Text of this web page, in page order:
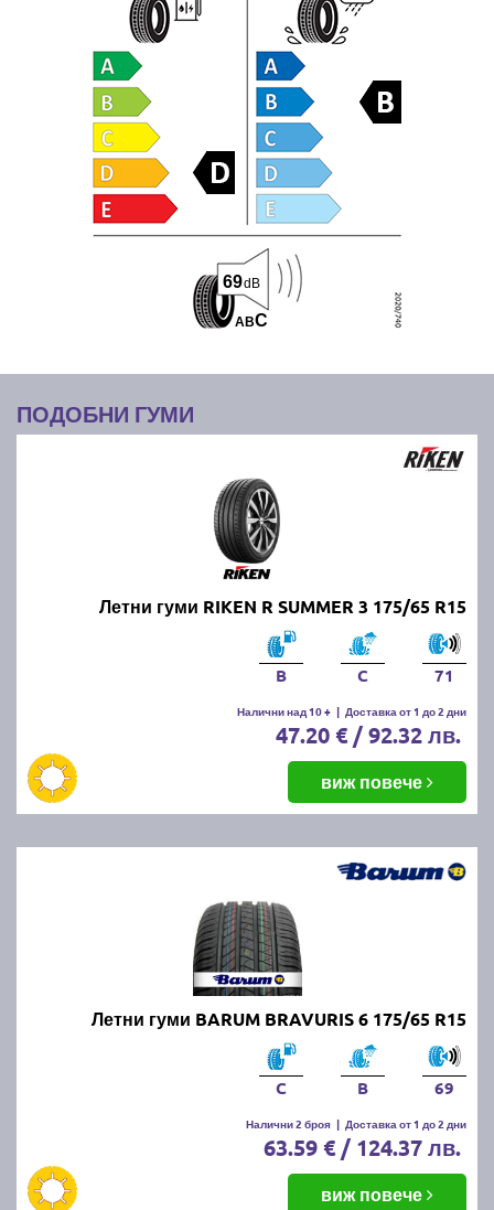
ABC
69dB
ПОДОБНИ ГУМИ
Летни гуми RIKEN R SUMMER 3 175/65 R15
B C 71
Налични над 10 + | Доставка от 1 до 2 дни
47.20 € / 92.32 лв.
виж повече
Летни гуми BARUM BRAVURIS 6 175/65 R15
C B 69
Налични 2 броя | Доставка от 1 до 2 дни
63.59 € / 124.37 лв.
виж повече